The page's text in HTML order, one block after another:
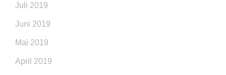
Juli 2019
Juni 2019
Mai 2019
April 2019